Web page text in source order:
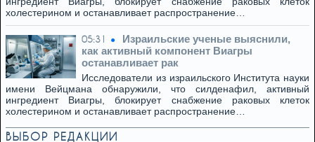
холестерином и останавливает распространение…
05:31
Израильские ученые выяснили,
как активный компонент Виагры
останавливает рак
Исследователи из израильского Института науки
имени Вейцмана обнаружили, что силденафил, активный
ингредиент Виагры, блокирует снабжение раковых клеток
холестерином и останавливает распространение…
ВЫБОР РЕДАКЦИИ